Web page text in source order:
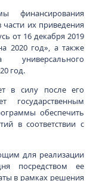
финансирования
их приведения
от 16 декабря 2019
2020 год», а также
универсального
год.
в силу после его
государственным
обеспечить
в соответствии с
для реализации
посредством ее
в рамках решения